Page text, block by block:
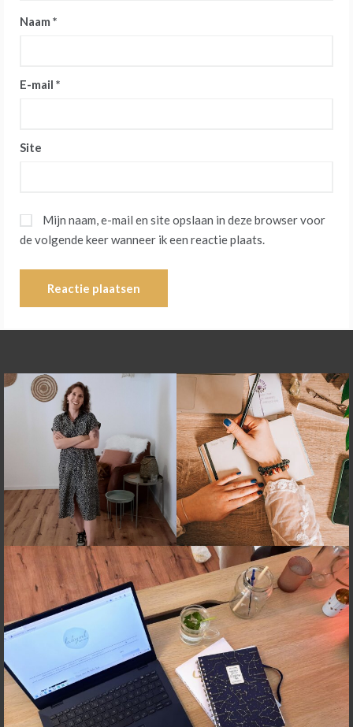
Naam *
E-mail *
Site
Mijn naam, e-mail en site opslaan in deze browser voor
de volgende keer wanneer ik een reactie plaats.